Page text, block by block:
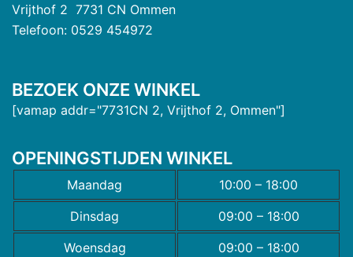
Vrijthof 2 7731 CN Ommen
Telefoon: 0529 454972
BEZOEK ONZE WINKEL
[vamap addr="7731CN 2, Vrijthof 2, Ommen"]
OPENINGSTIJDEN WINKEL
Maandag
10:00 – 18:00
Dinsdag
09:00 – 18:00
Woensdag
09:00 – 18:00